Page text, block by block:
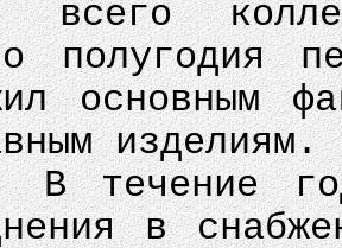
всего
полугодия
основным
изделиям.
года
в